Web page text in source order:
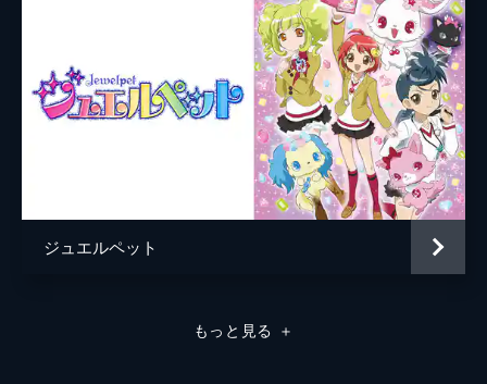
ジュエルペット
もっと見る ＋